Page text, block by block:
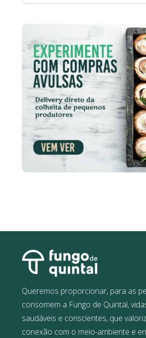
Queremos proporcionar, para as
consomem a Fungo de Quintal,
saudáveis e conscientes, que
conexão com o meio-ambiente e